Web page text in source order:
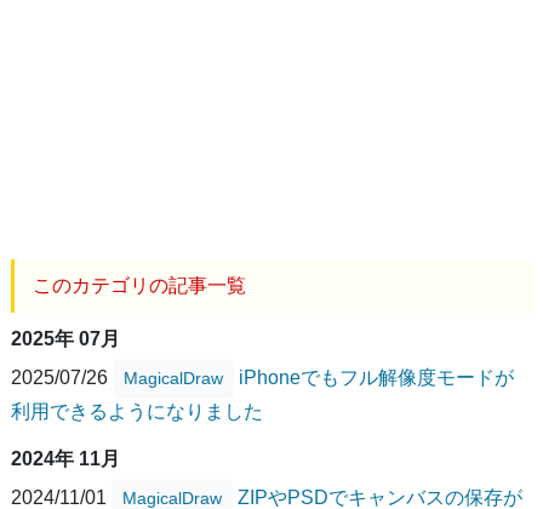
このカテゴリの記事一覧
2025年 07月
2025/07/26
MagicalDraw
iPhoneでもフル解像度モードが
利用できるようになりました
2024年 11月
2024/11/01
MagicalDraw
ZIPやPSDでキャンバスの保存が